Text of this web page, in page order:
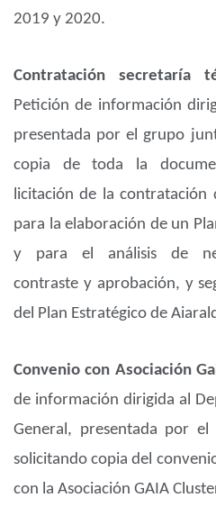
2019 y 2020.
Contratación secretaría
Petición de información
presentada por el grupo
copia de toda la
licitación de la contratación
para la elaboración de un
y para el análisis de
contraste y aprobación, y
del Plan Estratégico de
Convenio con Asociación
de información dirigida al
General, presentada por
solicitando copia del
con la Asociación GAIA